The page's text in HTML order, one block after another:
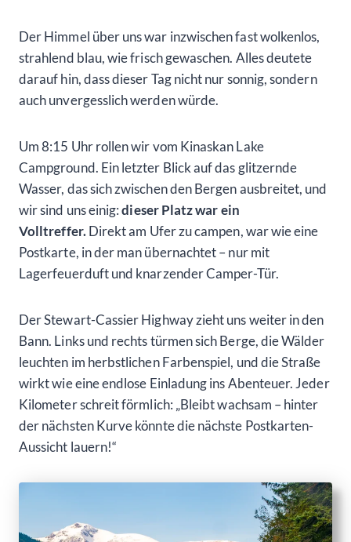
Der Himmel über uns war inzwischen fast wolkenlos,
strahlend blau, wie frisch gewaschen. Alles deutete
darauf hin, dass dieser Tag nicht nur sonnig, sondern
auch unvergesslich werden würde.
Um 8:15 Uhr rollen wir vom Kinaskan Lake
Campground. Ein letzter Blick auf das glitzernde
Wasser, das sich zwischen den Bergen ausbreitet, und
wir sind uns einig:dieser Platz war ein
Volltreffer.Direkt am Ufer zu campen, war wie eine
Postkarte, in der man übernachtet – nur mit
Lagerfeuerduft und knarzender Camper-Tür.
Der Stewart-Cassier Highway zieht uns weiter in den
Bann. Links und rechts türmen sich Berge, die Wälder
leuchten im herbstlichen Farbenspiel, und die Straße
wirkt wie eine endlose Einladung ins Abenteuer. Jeder
Kilometer schreit förmlich: „Bleibt wachsam – hinter
der nächsten Kurve könnte die nächste Postkarten-
Aussicht lauern!“